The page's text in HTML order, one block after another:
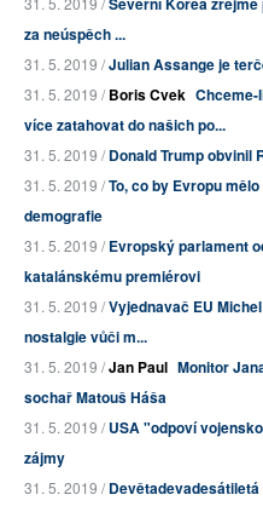
za neúspěch ...
31. 5. 2019 /Julian Assange je
31. 5. 2019 /Boris Cvek Chceme-
více zatahovat do našich po...
31. 5. 2019 /Donald Trump obvinil
31. 5. 2019 /To, co by Evropu
demografie
31. 5. 2019 /Evropský parlament
katalánskému premiérovi
31. 5. 2019 /Vyjednavač EU
nostalgie vůči m...
31. 5. 2019 /Jan Paul Monitor
sochař Matouš Háša
31. 5. 2019 /USA "odpoví
zájmy
31. 5. 2019 /